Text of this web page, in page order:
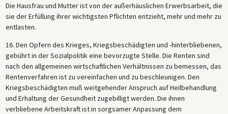
Die Hausfrau und Mutter ist von der außerhäuslichen Erwerbsarbeit, die
sie der Erfüllung ihrer wichtigsten Pflichten entzieht, mehr und mehr zu
entlasten.
16. Den Opfern des Krieges, Kriegsbeschädigten und -hinterbliebenen,
gebührt in der Sozialpolitik eine bevorzugte Stelle. Die Renten sind
nach den allgemeinen wirtschaftlichen Verhältnissen zu bemessen, das
Rentenverfahren ist zu vereinfachen und zu beschleunigen. Den
Kriegsbeschädigten muß weitgehender Anspruch auf Heilbehandlung
und Erhaltung der Gesundheit zugebilligt werden. Die ihnen
verbliebene Arbeitskraft ist in sorgsamer Anpassung dem